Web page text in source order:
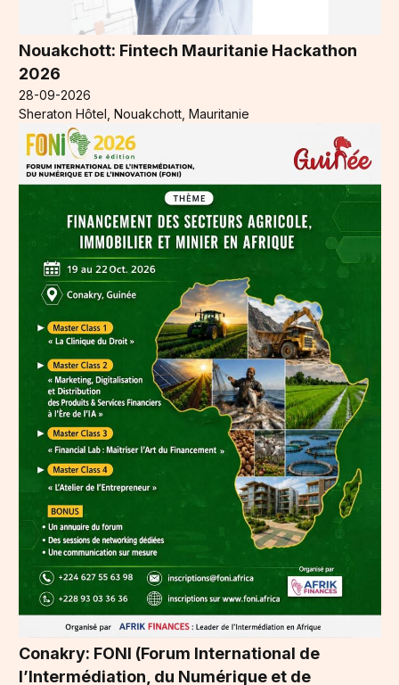
Nouakchott: Fintech Mauritanie Hackathon
2026
28-09-2026
Sheraton Hôtel, Nouakchott, Mauritanie
Conakry: FONI (Forum International de
l’Intermédiation, du Numérique et de